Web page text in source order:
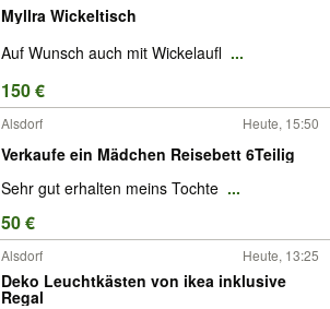
Myllra Wickeltisch
Auf Wunsch auch mit Wickelaufl ...
150 €
Alsdorf Heute, 15:50
Verkaufe ein Mädchen Reisebett 6Teilig
Sehr gut erhalten meins Tochte ...
50 €
Alsdorf Heute, 13:25
Deko Leuchtkästen von ikea inklusive
Regal